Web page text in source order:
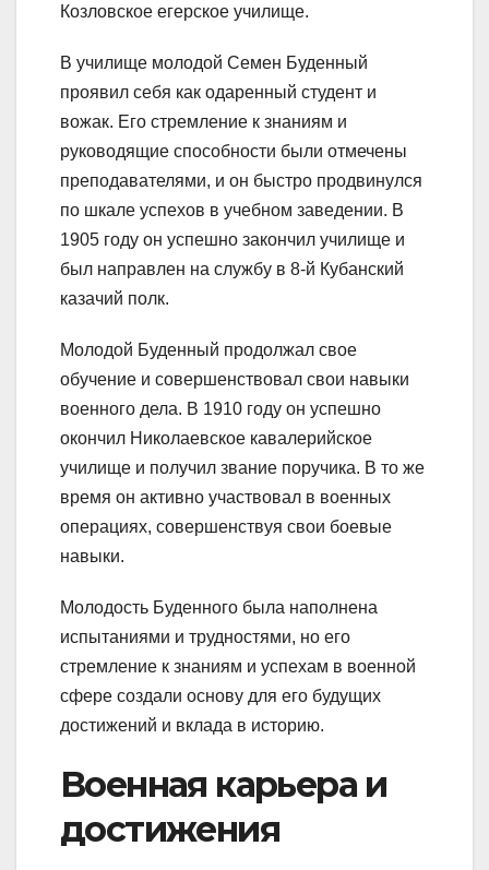
Козловское егерское училище.
В училище молодой Семен Буденный
проявил себя как одаренный студент и
вожак. Его стремление к знаниям и
руководящие способности были отмечены
преподавателями, и он быстро продвинулся
по шкале успехов в учебном заведении. В
1905 году он успешно закончил училище и
был направлен на службу в 8-й Кубанский
казачий полк.
Молодой Буденный продолжал свое
обучение и совершенствовал свои навыки
военного дела. В 1910 году он успешно
окончил Николаевское кавалерийское
училище и получил звание поручика. В то же
время он активно участвовал в военных
операциях, совершенствуя свои боевые
навыки.
Молодость Буденного была наполнена
испытаниями и трудностями, но его
стремление к знаниям и успехам в военной
сфере создали основу для его будущих
достижений и вклада в историю.
Военная карьера и
достижения